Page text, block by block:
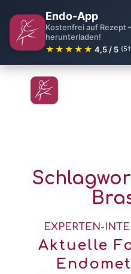
Endo-App
Kostenfrei auf Rezept
herunterladen!
★★★★★ 4,5 / 5
EXPERTEN-
Aktuelle